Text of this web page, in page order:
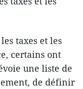
taxes et les
certains ont
une liste de
de définir